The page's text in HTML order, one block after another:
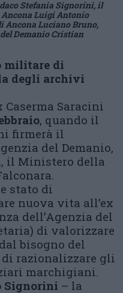
Stefania Signorini, il
Ancona Luigi Antonio
Ancona Luciano Bruno,
Demanio Cristian
militare di
degli archivi
Saracini
, quando il
firmerà il
del Demanio,
il Ministero della
stato di
nuova vita all’ex
dell’Agenzia del
di valorizzare
bisogno del
razionalizzare gli
marchigiani.
Signorini – la